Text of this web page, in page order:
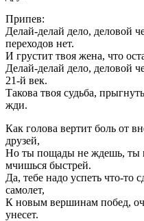
Припев:
Делай-делай дело, деловой
переходов нет.
И грустит твоя жена, что
Делай-делай дело, деловой
21-й век.
Такова твоя судьба,
жди.
Как голова вертит боль от
друзей,
Но ты пощады не ждешь, ты
мчишься быстрей.
Да, тебе надо успеть что-то
самолет,
К новым вершинам побед,
унесет.